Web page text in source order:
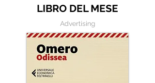
LIBRO DEL MESE
Advertising